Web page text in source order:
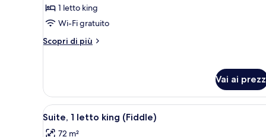
1
camera
da
letto,
disabili
(Mobility)
1 letto king
Wi-Fi gratuito
Scopri di più
Altri
camera
da
letto,
Vai ai
Apri
tutte
Una camera da letto con un
5
Suite, 1 letto king (Fiddle)
72 m²